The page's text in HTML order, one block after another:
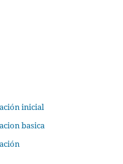
inicial
basica